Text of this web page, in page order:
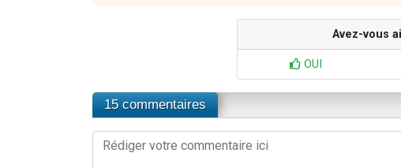
Avez-vous
OUI
15 commentaires